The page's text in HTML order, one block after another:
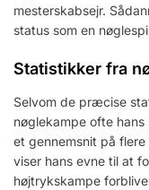
mesterskabsejr.
status som en
Statistikker fra
Selvom de præcise
nøglekampe ofte
et gennemsnit på
viser hans evne til at
højtrykskampe